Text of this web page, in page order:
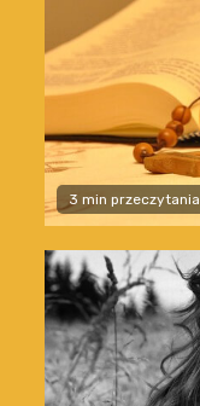
3 min przeczytania